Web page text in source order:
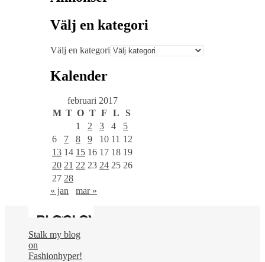
Välj en kategori
Välj en kategori
Kalender
februari 2017
M T O T F L
S
1
2 3 4
5
6
7 8 9 10 11 12
13 14 15 16 17 18 19
20 21 22 23 24 25 26
27 28
« jan
mar »
Stalk my blog
on
Fashionhyper!